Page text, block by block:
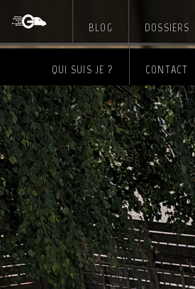
BLOG DOSSIERS
QUI SUIS JE ? CONTACT
content